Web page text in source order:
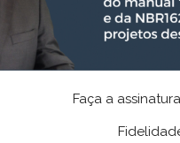
Faça a